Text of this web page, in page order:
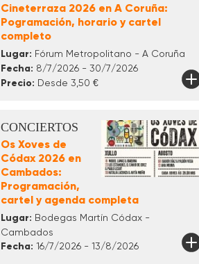
Cineterraza 2026 en A Coruña:
Pogramación, horario y cartel
completo
Lugar: Fórum Metropolitano - A Coruña
Fecha: 8/7/2026 - 30/7/2026
Precio: Desde 3,50 €
CONCIERTOS
Os Xoves de
Códax 2026 en
Cambados:
Programación,
cartel y agenda completa
Lugar: Bodegas Martín Códax -
Cambados
Fecha: 16/7/2026 - 13/8/2026